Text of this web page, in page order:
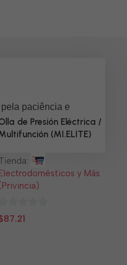
de Presión Eléctrica /
(MI.ELITE)
y Más
87.21
paciência e